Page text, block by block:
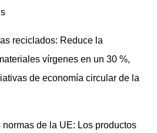
reciclados: Reduce la
vírgenes en un 30 %,
de economía circular de la
de la UE: Los productos